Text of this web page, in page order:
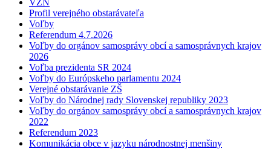
VZN
Profil verejného obstarávateľa
Voľby
Referendum 4.7.2026
Voľby do orgánov samosprávy obcí a samosprávnych krajov
2026
Voľba prezidenta SR 2024
Voľby do Európskeho parlamentu 2024
Verejné obstarávanie ZŠ
Voľby do Národnej rady Slovenskej republiky 2023
Voľby do orgánov samosprávy obcí a samosprávnych krajov
2022
Referendum 2023
Komunikácia obce v jazyku národnostnej menšiny